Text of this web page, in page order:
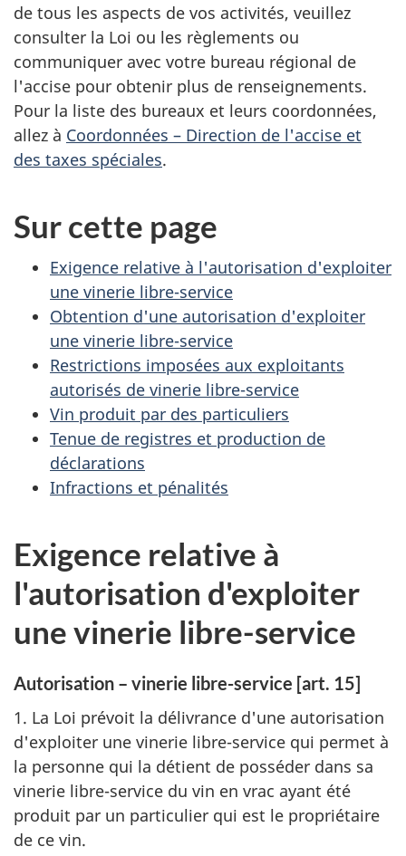
de tous les aspects de vos activités, veuillez
consulter la Loi ou les règlements ou
communiquer avec votre bureau régional de
l'accise pour obtenir plus de renseignements.
Pour la liste des bureaux et leurs coordonnées,
allez à Coordonnées – Direction de l'accise et
des taxes spéciales.
Sur cette page
Exigence relative à l'autorisation d'exploiter
une vinerie libre-service
Obtention d'une autorisation d'exploiter
une vinerie libre-service
Restrictions imposées aux exploitants
autorisés de vinerie libre-service
Vin produit par des particuliers
Tenue de registres et production de
déclarations
Infractions et pénalités
Exigence relative à
l'autorisation d'exploiter
une vinerie libre-service
Autorisation – vinerie libre-service [art. 15]
1. La Loi prévoit la délivrance d'une autorisation
d'exploiter une vinerie libre-service qui permet à
la personne qui la détient de posséder dans sa
vinerie libre-service du vin en vrac ayant été
produit par un particulier qui est le propriétaire
de ce vin.